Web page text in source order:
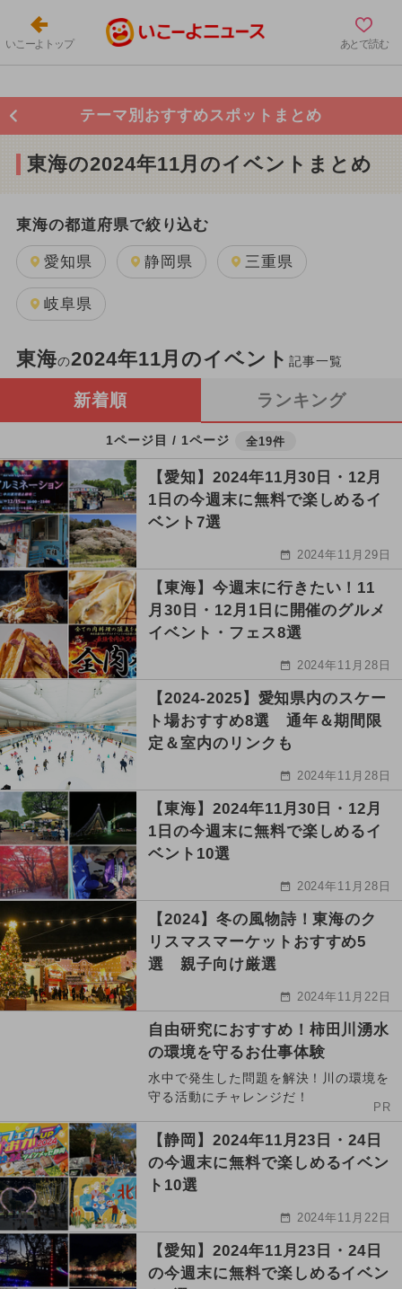
いこーよトップ あとで読む
テーマ別おすすめスポットまとめ
東海の2024年11月のイベントまとめ
東海の都道府県で絞り込む
愛知県 静岡県 三重県
岐阜県
東海の2024年11月のイベント記事一覧
新着順 ランキング
1ページ目 / 1ページ 全19件
【愛知】2024年11月30日・12月
1日の今週末に無料で楽しめるイ
ベント7選
2024年11月29日
【東海】今週末に行きたい！11
月30日・12月1日に開催のグルメ
イベント・フェス8選
2024年11月28日
【2024-2025】愛知県内のスケー
ト場おすすめ8選 通年＆期間限
定＆室内のリンクも
2024年11月28日
【東海】2024年11月30日・12月
1日の今週末に無料で楽しめるイ
ベント10選
2024年11月28日
【2024】冬の風物詩！東海のク
リスマスマーケットおすすめ5
選 親子向け厳選
2024年11月22日
自由研究におすすめ！柿田川湧水
の環境を守るお仕事体験
水中で発生した問題を解決！川の環境を
守る活動にチャレンジだ！
PR
【静岡】2024年11月23日・24日
の今週末に無料で楽しめるイベン
ト10選
2024年11月22日
【愛知】2024年11月23日・24日
の今週末に無料で楽しめるイベン